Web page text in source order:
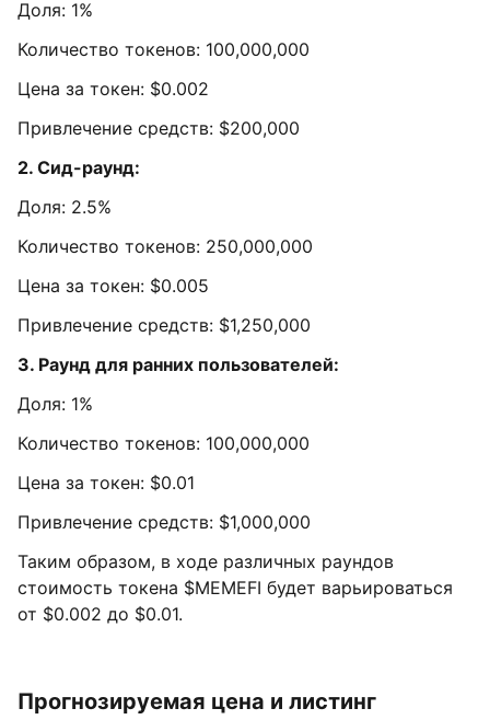
Доля: 1%
Количество токенов: 100,000,000
Цена за токен: $0.002
Привлечение средств: $200,000
2. Сид-раунд:
Доля: 2.5%
Количество токенов: 250,000,000
Цена за токен: $0.005
Привлечение средств: $1,250,000
3. Раунд для ранних пользователей:
Доля: 1%
Количество токенов: 100,000,000
Цена за токен: $0.01
Привлечение средств: $1,000,000
Таким образом, в ходе различных раундов
стоимость токена $MEMEFI будет варьироваться
от $0.002 до $0.01.
Прогнозируемая цена и листинг